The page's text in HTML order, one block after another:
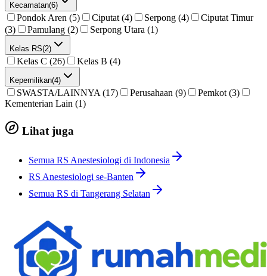
Kecamatan(6)
Pondok Aren (5) Ciputat (4) Serpong (4)
Ciputat Timur
(3)
Pamulang (2) Serpong Utara (1)
Kelas RS(2)
Kelas C (26) Kelas B (4)
Kepemilikan(4)
SWASTA/LAINNYA (17) Perusahaan (9)
Pemkot (3)
Kementerian Lain (1)
Lihat juga
Semua RS Anestesiologi di Indonesia
RS Anestesiologi se-Banten
Semua RS di Tangerang Selatan